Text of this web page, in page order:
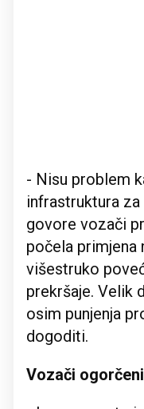
- Nisu problem
infrastruktura
govore vozači
počela primjena
višestruko
prekršaje. Velik
osim punjenja
dogoditi.
Vozači ogorčeni